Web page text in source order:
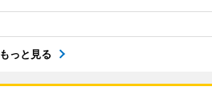
もっと見る